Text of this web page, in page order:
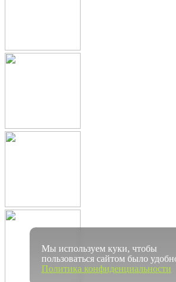
Мы используем куки, чтобы
пользоваться сайтом было
Политика конфиденциальности